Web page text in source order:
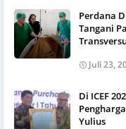
Perdana
Tangani
Juli 23,
Di ICEF
Yulius